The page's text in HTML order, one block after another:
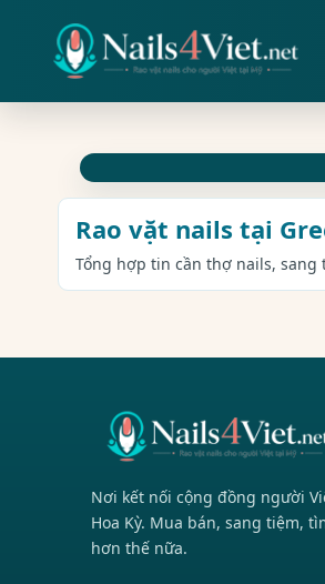
Rao vặt nails tại
Tổng hợp tin cần thợ nails, sang
Nơi kết nối cộng đồng người
Hoa Kỳ. Mua bán, sang tiệm,
hơn thế nữa.